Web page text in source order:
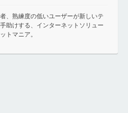
、熟練度の低いユーザーが新しいテ
助けする、インターネットソリュー
トマニア。